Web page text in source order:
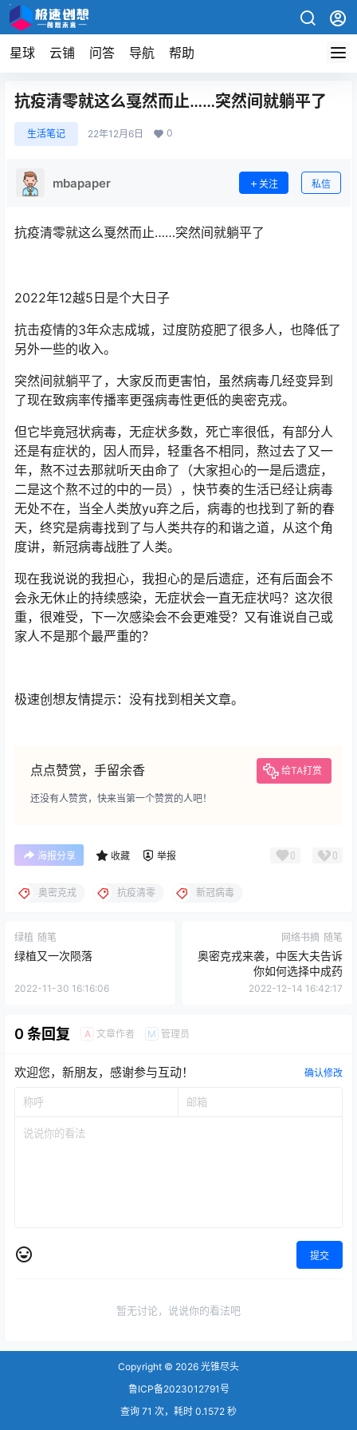
星球 云铺 问答 导航 帮助
抗疫清零就这么戛然而止……突然间就躺平了
生活笔记 22年12月6日 0
mbapaper 关注 私信
抗疫清零就这么戛然而止……突然间就躺平了
2022年12越5日是个大日子
抗击疫情的3年众志成城，过度防疫肥了很多人，也降低了
另外一些的收入。
突然间就躺平了，大家反而更害怕，虽然病毒几经变异到
了现在致病率传播率更强病毒性更低的奥密克戎。
但它毕竟冠状病毒，无症状多数，死亡率很低，有部分人
还是有症状的，因人而异，轻重各不相同，熬过去了又一
年，熬不过去那就听天由命了（大家担心的一是后遗症，
二是这个熬不过的中的一员），快节奏的生活已经让病毒
无处不在，当全人类放yu弃之后，病毒的也找到了新的春
天，终究是病毒找到了与人类共存的和谐之道，从这个角
度讲，新冠病毒战胜了人类。
现在我说说的我担心，我担心的是后遗症，还有后面会不
会永无休止的持续感染，无症状会一直无症状吗？这次很
重，很难受，下一次感染会不会更难受？又有谁说自己或
家人不是那个最严重的？
极速创想友情提示：没有找到相关文章。
点点赞赏，手留余香 给TA打赏
还没有人赞赏，快来当第一个赞赏的人吧！
海报分享 收藏 举报 0 0
奥密克戎 抗疫清零 新冠病毒
绿植 随笔
绿植又一次陨落
2022-11-30 16:16:06
网络书摘 随笔
奥密克戎来袭，中医大夫告诉
你如何选择中成药
2022-12-14 16:42:17
0 条回复 A 文章作者 M 管理员
欢迎您，新朋友，感谢参与互动！ 确认修改
提交
暂无讨论，说说你的看法吧
Copyright © 2026 光锥尽头
鲁ICP备2023012791号
查询 71 次，耗时 0.1572 秒